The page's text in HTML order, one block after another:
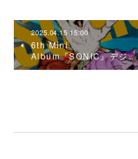
2025.04.15 15:00
6th Mini
Album『SONIC』デジ…